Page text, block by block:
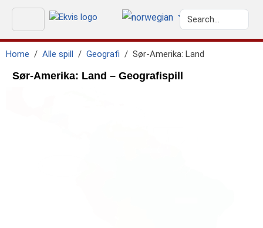
Home Alle spill Geografi Sør-Amerika: Land
Sør-Amerika: Land – Geografispill